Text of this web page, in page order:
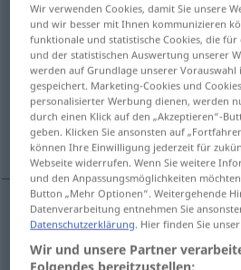
inventariar [ĩvẽtɜˈrjar]
Übersicht aller
(Für mehr Details die Übersetzung
eine Bestandsaufnahme
aufführen
eineBestandsaufnahmemachen
inventariar
Wir verwenden Cookies, damit Sie unsere
und wir besser mit Ihnen kommunizieren
funktionale und statistische Cookies, die für
und der statistischen Auswertung unserer
werden auf Grundlage unserer
gespeichert. Marketing-Cookies und
personalisierter Werbung dienen, werden
durch einen Klick auf den „Akzeptieren“-
geben. Klicken Sie ansonsten auf
können Ihre Einwilligung jederzeit für
Webseite widerrufen. Wenn Sie weitere
und den Anpassungsmöglichkeiten
Button „Mehr Optionen“. Weitergehende
Datenverarbeitung entnehmen Sie
Datenschutzerklärung. Hier finden Sie
Wir und unsere Partner
Folgendes bereitzustellen: